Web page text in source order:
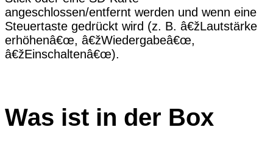
angeschlossen/entfernt werden und wenn eine
Steuertaste gedrückt wird (z. B. â€žLautstärke
erhöhenâ€œ, â€žWiedergabeâ€œ,
â€žEinschaltenâ€œ).
Was ist in der Box